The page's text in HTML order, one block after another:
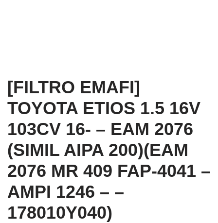
[FILTRO EMAFI]
TOYOTA ETIOS 1.5 16V
103CV 16- – EAM 2076
(SIMIL AIPA 200)(EAM
2076 MR 409 FAP-4041 –
AMPI 1246 – –
178010Y040)